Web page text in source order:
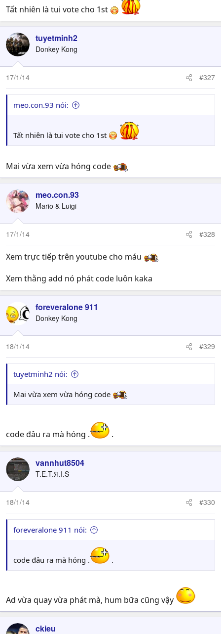
Tất nhiên là tui vote cho 1st
tuyetminh2
Donkey Kong
17/1/14 #327
meo.con.93 nói:
Tất nhiên là tui vote cho 1st
Mai vừa xem vừa hóng code
meo.con.93
Mario & Luigi
17/1/14 #328
Xem trực tiếp trên youtube cho máu
Xem thằng add nó phát code luôn kaka
foreveralone 911
Donkey Kong
18/1/14 #329
tuyetminh2 nói:
Mai vừa xem vừa hóng code
code đâu ra mà hóng . .
vannhut8504
T.E.T.Я.I.S
18/1/14 #330
foreveralone 911 nói:
code đâu ra mà hóng . .
Ad vừa quay vừa phát mà, hum bữa cũng vậy
ckieu